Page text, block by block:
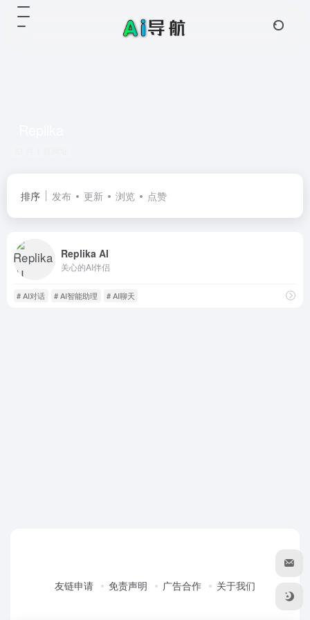
排序 发布 更新 浏览 点赞
Replika AI
关心的AI伴侣
# AI对话 # AI智能助理 # AI聊天
友链申请 免责声明 广告合作 关于我们